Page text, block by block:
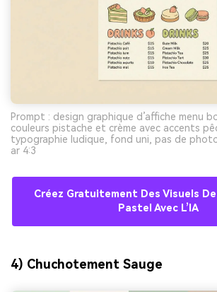
Prompt : design graphique d’affiche menu
couleurs pistache et crème avec accents
typographie ludique, fond uni, pas de
ar 4:3
Créez Gratuitement Des Visuels
Pastel Avec L’IA
4) Chuchotement Sauge